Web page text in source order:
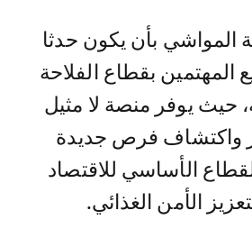
المواشي بأن يكون حدثا
المهتمين بقطاع الفلاحة
حيث يوفر منصة لا مثيل
واكتشاف فرص جديدة
الأساسي للاقتصاد
الأمن الغذائي.